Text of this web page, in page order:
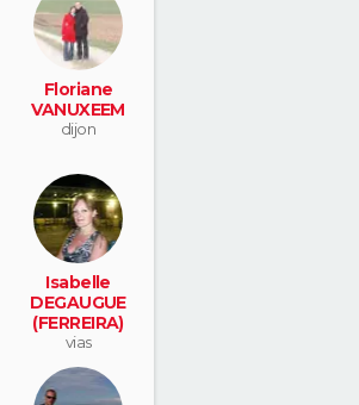
Floriane
VANUXEEM
dijon
Isabelle
DEGAUGUE
(FERREIRA)
vias